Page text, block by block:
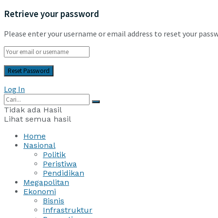
Retrieve your password
Please enter your username or email address to reset your
Log In
Tidak ada Hasil
Lihat semua hasil
Home
Nasional
Politik
Peristiwa
Pendidikan
Megapolitan
Ekonomi
Bisnis
Infrastruktur